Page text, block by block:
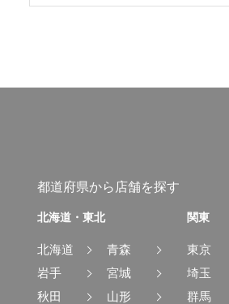
都道府県から店舗を探す
北海道・東北
北海道
青森
岩手
宮城
秋田
山形
関東
東京
埼玉
群馬